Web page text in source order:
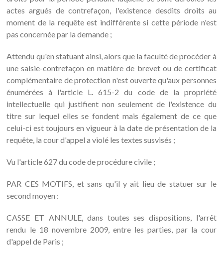
actes argués de contrefaçon, l'existence desdits droits au
moment de la requête est indifférente si cette période n'est
pas concernée par la demande ;
Attendu qu'en statuant ainsi, alors que la faculté de procéder à
une saisie-contrefaçon en matière de brevet ou de certificat
complémentaire de protection n'est ouverte qu'aux personnes
énumérées à l'article L. 615-2 du code de la propriété
intellectuelle qui justifient non seulement de l'existence du
titre sur lequel elles se fondent mais également de ce que
celui-ci est toujours en vigueur à la date de présentation de la
requête, la cour d'appel a violé les textes susvisés ;
Vu l'article 627 du code de procédure civile ;
PAR CES MOTIFS, et sans qu'il y ait lieu de statuer sur le
second moyen :
CASSE ET ANNULE, dans toutes ses dispositions, l'arrêt
rendu le 18 novembre 2009, entre les parties, par la cour
d'appel de Paris ;